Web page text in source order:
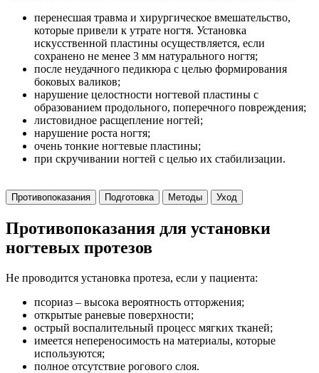
перенесшая травма и хирургическое вмешательство,
которые привели к утрате ногтя. Установка
искусственной пластины осуществляется, если
сохранено не менее 3 мм натурального ногтя;
после неудачного педикюра с целью формирования
боковых валиков;
нарушение целостности ногтевой пластины с
образованием продольного, поперечного повреждения;
листовидное расщепление ногтей;
нарушение роста ногтя;
очень тонкие ногтевые пластины;
при скручивании ногтей с целью их стабилизации.
Противопоказания Подготовка Методы Уход
Противопоказания для установки
ногтевых протезов
Не проводится установка протеза, если у пациента:
псориаз – высока вероятность отторжения;
открытые раневые поверхности;
острый воспалительный процесс мягких тканей;
имеется непереносимость на материалы, которые
используются;
полное отсутствие рогового слоя.